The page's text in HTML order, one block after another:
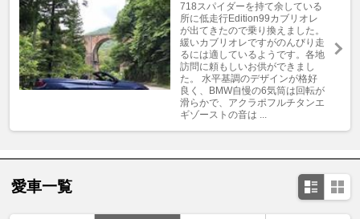
718スパイダーを持て余している
所に低走行Edition99カブリオレ
が出てきたので乗り換えました。
緩いカブリオレですがのんびり走
るには適しているようです。各地
訪問に頼もしいお供ができまし
た。 水平基調のデザインが格好
良く、BMW自慢の6気筒は回転が
滑らかで、アクラポフルチタンエ
ギゾーストの音は ...
愛車一覧